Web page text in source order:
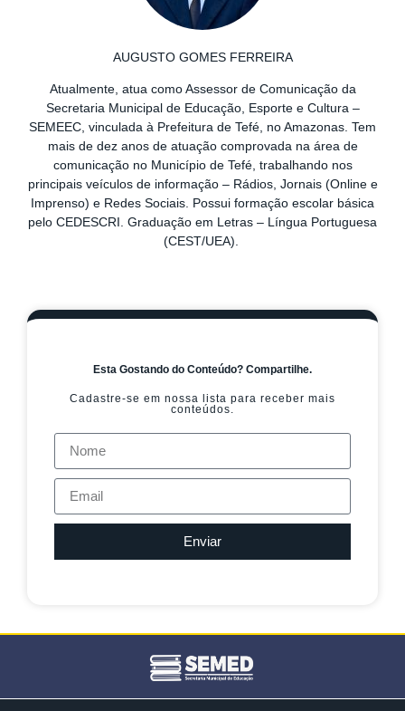
AUGUSTO GOMES FERREIRA
Atualmente, atua como Assessor de Comunicação da
Secretaria Municipal de Educação, Esporte e Cultura –
SEMEEC, vinculada à Prefeitura de Tefé, no Amazonas. Tem
mais de dez anos de atuação comprovada na área de
comunicação no Município de Tefé, trabalhando nos
principais veículos de informação – Rádios, Jornais (Online e
Imprenso) e Redes Sociais. Possui formação escolar básica
pelo CEDESCRI. Graduação em Letras – Língua Portuguesa
(CEST/UEA).
Esta Gostando do Conteúdo? Compartilhe.
Cadastre-se em nossa lista para receber mais
conteúdos.
Enviar